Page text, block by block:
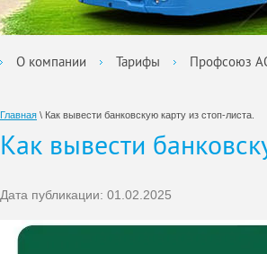
О компании Тарифы Профсоюз
Главная \ Как вывести банковскую карту из стоп-листа.
Как вывести
Дата публикации: 01.02.2025